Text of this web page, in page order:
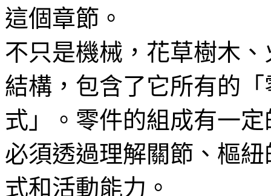
這個章節。
不只是機械，花草樹木
結構，包含了它所有的
式」。零件的組成有一
必須透過理解關節、樞
式和活動能力。